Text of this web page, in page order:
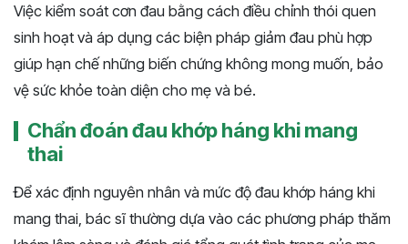
Việc kiểm soát cơn đau bằng cách điều chỉnh thói quen
sinh hoạt và áp dụng các biện pháp giảm đau phù hợp
giúp hạn chế những biến chứng không mong muốn, bảo
vệ sức khỏe toàn diện cho mẹ và bé.
Chẩn đoán đau khớp háng khi mang
thai
Để xác định nguyên nhân và mức độ đau khớp háng khi
mang thai, bác sĩ thường dựa vào các phương pháp thăm